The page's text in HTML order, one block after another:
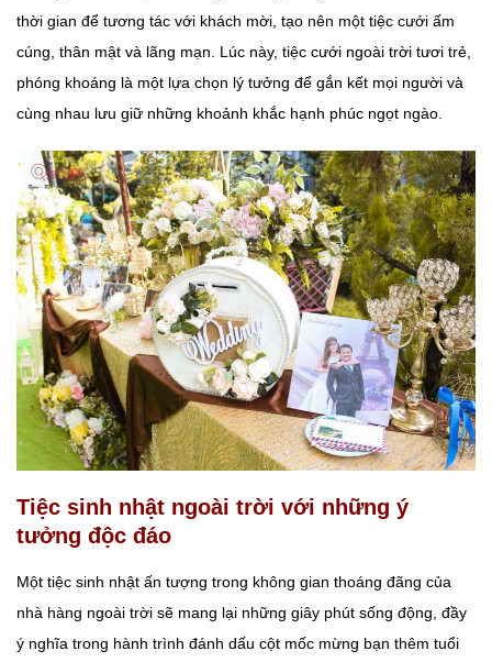
thời gian để tương tác với khách mời, tạo nên một tiệc cưới ấm
cúng, thân mật và lãng mạn. Lúc này, tiệc cưới ngoài trời tươi trẻ,
phóng khoáng là một lựa chọn lý tưởng để gắn kết mọi người và
cùng nhau lưu giữ những khoảnh khắc hạnh phúc ngọt ngào.
Tiệc sinh nhật ngoài trời với những ý
tưởng độc đáo
Một tiệc sinh nhật ấn tượng trong không gian thoáng đãng của
nhà hàng ngoài trời sẽ mang lại những giây phút sống động, đầy
ý nghĩa trong hành trình đánh dấu cột mốc mừng bạn thêm tuổi